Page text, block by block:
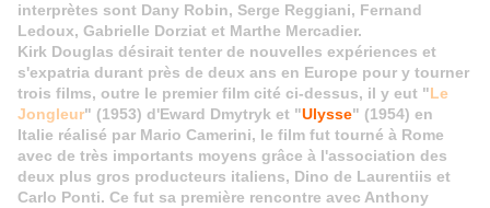
interprètes sont Dany Robin, Serge Reggiani, Fernand
Ledoux, Gabrielle Dorziat et Marthe Mercadier.
Kirk Douglas désirait tenter de nouvelles expériences et
s'expatria durant près de deux ans en Europe pour y tourner
trois films, outre le premier film cité ci-dessus, il y eut "Le
Jongleur" (1953) d'Eward Dmytryk et "Ulysse" (1954) en
Italie réalisé par Mario Camerini, le film fut tourné à Rome
avec de très importants moyens grâce à l'association des
deux plus gros producteurs italiens, Dino de Laurentiis et
Carlo Ponti. Ce fut sa première rencontre avec Anthony